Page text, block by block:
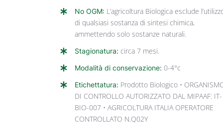
No OGM: L’agricoltura Biologica esclude
di qualsiasi sostanza di sintesi chimica,
ammettendo solo sostanze naturali.
Stagionatura: circa 7 mesi.
Modalità di conservazione: 0-4°c
Etichettatura: Prodotto Biologico •
DI CONTROLLO AUTORIZZATO DAL MIPAAF: IT-
BIO-007 • AGRICOLTURA ITALIA OPERATORE
CONTROLLATO N.Q02Y